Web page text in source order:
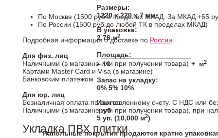
Размеры:
1220 х 220 х 7 мм
В упаковке:
2.76 м2
Площадь:
–
+ м2
Запас на укладку:
0% 5% 10%
Итого:
руб
5 уп. (10,000 м2)
* Напольные покрытия продаются кратно
По Москве (1500 руб в пределах МКАД. За МКАД +65
По России (1500 руб до любой ТК в пределах МКАД)
Подробная информация о доставке по России.
Для физ. лиц
Наличными (в магазине или при получении товара)
Картами Master Card и Visa (в магазине)
Банковским платежом
Для юр. лиц
Безналичная оплата по выставленному счету. С НДС или
Наличными (в магазине или при получении товара), при
Укладка ПВХ плитки